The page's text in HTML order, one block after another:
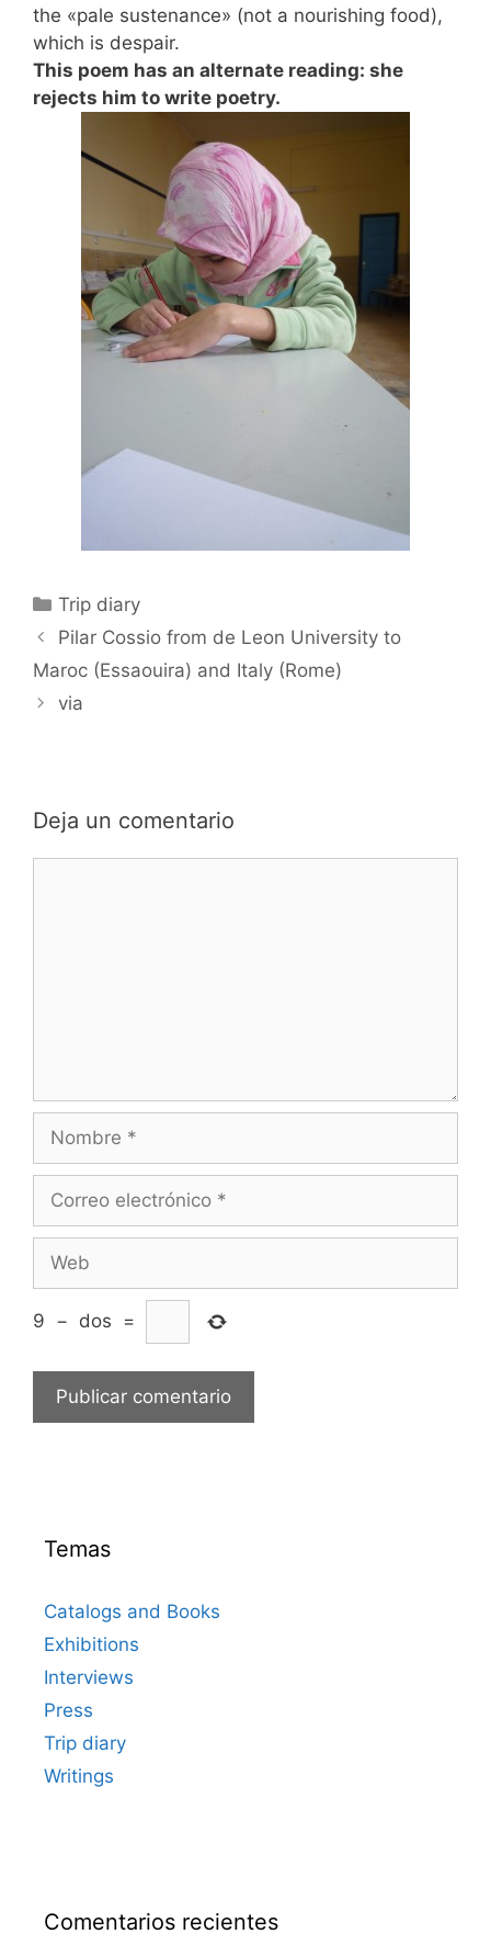
the «pale sustenance» (not a nourishing food),
which is despair.
This poem has an alternate reading: she
rejects him to write poetry.
Categorías
Trip diary
Pilar Cossio from de Leon University to
Maroc (Essaouira) and Italy (Rome)
via
Deja un comentario
electrónico
9 − dos =
Temas
Catalogs and Books
Exhibitions
Interviews
Press
Trip diary
Writings
Comentarios recientes